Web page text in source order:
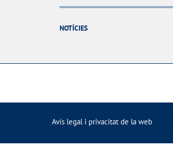
NOTÍCIES
Avís legal i privacitat de la web